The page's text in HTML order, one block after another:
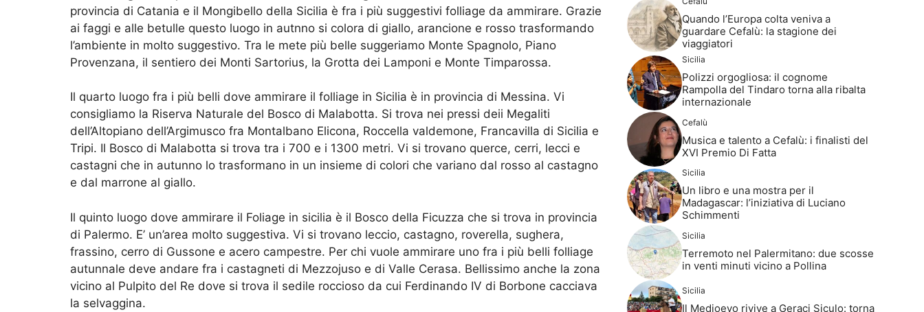
provincia di Catania e il Mongibello della Sicilia è fra i più suggestivi folliage da ammirare. Grazie
ai faggi e alle betulle questo luogo in autnno si colora di giallo, arancione e rosso trasformando
l’ambiente in molto suggestivo. Tra le mete più belle suggeriamo Monte Spagnolo, Piano
Provenzana, il sentiero dei Monti Sartorius, la Grotta dei Lamponi e Monte Timparossa.
Il quarto luogo fra i più belli dove ammirare il folliage in Sicilia è in provincia di Messina. Vi
consigliamo la Riserva Naturale del Bosco di Malabotta. Si trova nei pressi deii Megaliti
dell’Altopiano dell’Argimusco fra Montalbano Elicona, Roccella valdemone, Francavilla di Sicilia e
Tripi. Il Bosco di Malabotta si trova tra i 700 e i 1300 metri. Vi si trovano querce, cerri, lecci e
castagni che in autunno lo trasformano in un insieme di colori che variano dal rosso al castagno
e dal marrone al giallo.
Il quinto luogo dove ammirare il Foliage in sicilia è il Bosco della Ficuzza che si trova in provincia
di Palermo. E’ un’area molto suggestiva. Vi si trovano leccio, castagno, roverella, sughera,
frassino, cerro di Gussone e acero campestre. Per chi vuole ammirare uno fra i più belli folliage
autunnale deve andare fra i castagneti di Mezzojuso e di Valle Cerasa. Bellissimo anche la zona
vicino al Pulpito del Re dove si trova il sedile roccioso da cui Ferdinando IV di Borbone cacciava
la selvaggina.
Quando l’Europa colta veniva a
guardare Cefalù: la stagione dei
viaggiatori
Sicilia
Polizzi orgogliosa: il cognome
Rampolla del Tindaro torna alla ribalta
internazionale
Cefalù
Musica e talento a Cefalù: i finalisti del
XVI Premio Di Fatta
Sicilia
Un libro e una mostra per il
Madagascar: l’iniziativa di Luciano
Schimmenti
Sicilia
Terremoto nel Palermitano: due scosse
in venti minuti vicino a Pollina
Sicilia
Il Medioevo rivive a Geraci Siculo: torna